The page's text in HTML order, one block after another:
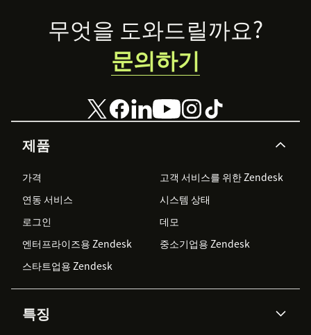
Footer
제품
가격
고객 서비스를 위한 Zendesk
연동 서비스
시스템 상태
로그인
데모
엔터프라이즈용 Zendesk
중소기업용 Zendesk
스타트업용 Zendesk
특징
무엇을 도와드릴까요?
문의하기